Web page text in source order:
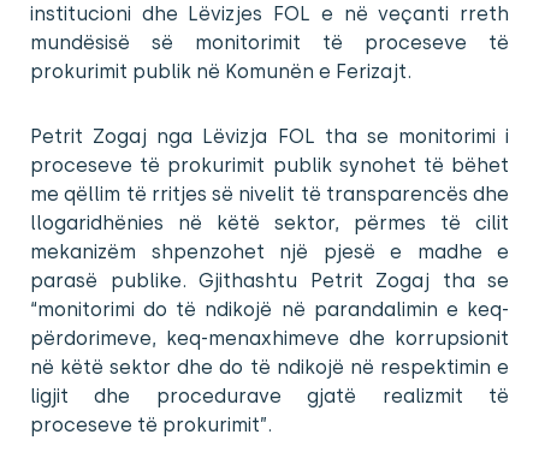
institucioni dhe Lëvizjes FOL e në veçanti rreth
mundësisë së monitorimit të proceseve të
prokurimit publik në Komunën e Ferizajt.
Petrit Zogaj nga Lëvizja FOL tha se monitorimi i
proceseve të prokurimit publik synohet të bëhet
me qëllim të rritjes së nivelit të transparencës dhe
llogaridhënies në këtë sektor, përmes të cilit
mekanizëm shpenzohet një pjesë e madhe e
parasë publike. Gjithashtu Petrit Zogaj tha se
“monitorimi do të ndikojë në parandalimin e keq-
përdorimeve, keq-menaxhimeve dhe korrupsionit
në këtë sektor dhe do të ndikojë në respektimin e
ligjit dhe procedurave gjatë realizmit të
proceseve të prokurimit”.